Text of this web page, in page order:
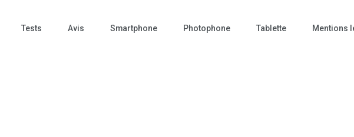
Tests Avis Smartphone Photophone Tablette Mentions